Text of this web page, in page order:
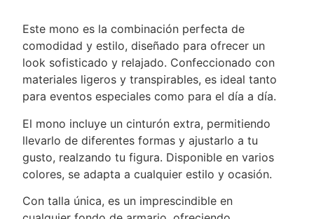
Este mono es la combinación perfecta de
comodidad y estilo, diseñado para ofrecer un
look sofisticado y relajado. Confeccionado con
materiales ligeros y transpirables, es ideal tanto
para eventos especiales como para el día a día.
El mono incluye un cinturón extra, permitiendo
llevarlo de diferentes formas y ajustarlo a tu
gusto, realzando tu figura. Disponible en varios
colores, se adapta a cualquier estilo y ocasión.
Con talla única, es un imprescindible en